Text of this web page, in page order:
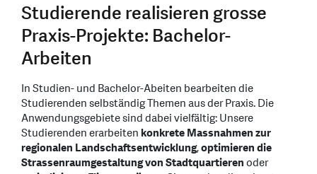
Studierende realisieren grosse
Praxis-Projekte: Bachelor-
Arbeiten
In Studien- und Bachelor-Abeiten bearbeiten die
Studierenden selbständig Themen aus der Praxis. Die
Anwendungsgebiete sind dabei vielfältig: Unsere
Studierenden erarbeitenkonkrete Massnahmen zur
regionalen Landschaftsentwicklung,optimieren die
Strassenraumgestaltung von Stadtquartierenoder